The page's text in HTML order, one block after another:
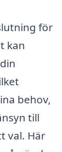
för
kan
behov,
till
val. Här